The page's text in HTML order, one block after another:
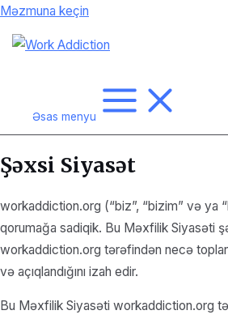
Məzmuna keçin
Əsas menyu
Şəxsi Siyasət
workaddiction.org (“biz”, “bizim” və ya
qorumağa sadiqik. Bu Məxfilik Siyasəti
workaddiction.org tərəfindən necə
və açıqlandığını izah edir.
Bu Məxfilik Siyasəti workaddiction.org